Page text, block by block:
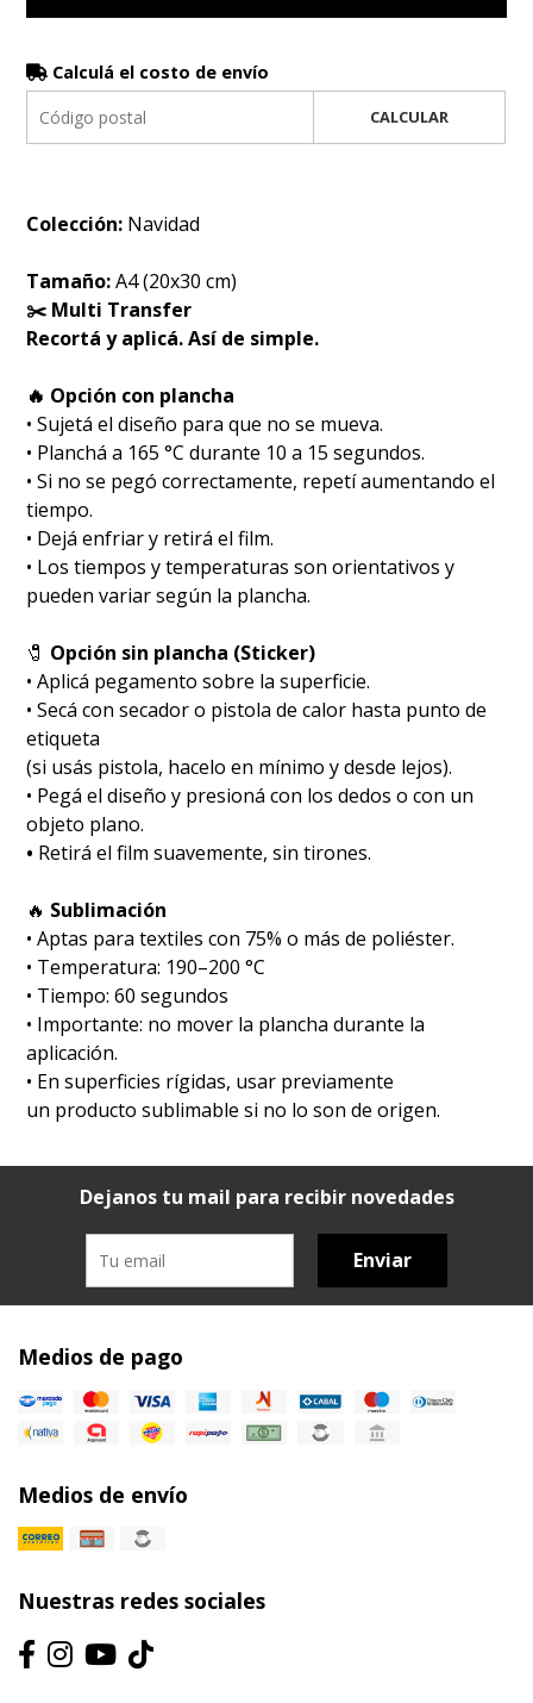
Calculá el costo de envío
CALCULAR
Colección: Navidad
Tamaño:A4 (20x30 cm)
✂️ Multi Transfer
Recortá y aplicá. Así de simple.
🔥 Opción con plancha
• Sujetá el diseño para que no se mueva.
• Planchá a 165 °C durante 10 a 15 segundos.
• Si no se pegó correctamente, repetí aumentando el
tiempo.
• Dejá enfriar y retirá el film.
• Los tiempos y temperaturas son orientativos y
pueden variar según la plancha.
🧷 Opción sin plancha (Sticker)
• Aplicá pegamento sobre la superficie.
• Secá con secador o pistola de calor hasta punto de
etiqueta
(si usás pistola, hacelo en mínimo y desde lejos).
• Pegá el diseño y presioná con los dedos o con un
objeto plano.
• Retirá el film suavemente, sin tirones.
🔥 Sublimación
•⁠ ⁠Aptas para textiles con 75% o más de poliéster.
•⁠ ⁠Temperatura: 190–200 °C
•⁠ ⁠Tiempo: 60 segundos
•⁠ ⁠Importante: no mover la plancha durante la
aplicación.
• En superficies rígidas, usar previamente
un producto sublimable si no lo son de origen.
Dejanos tu mail para recibir novedades
Enviar
Medios de pago
Medios de envío
Nuestras redes sociales